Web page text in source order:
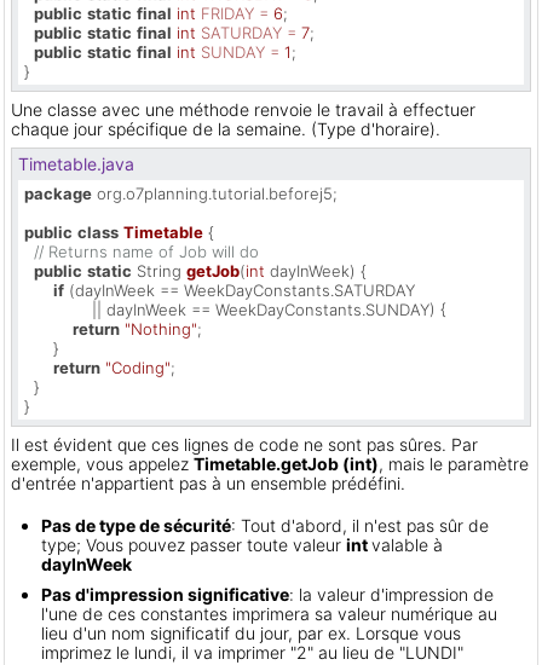
public static final int FRIDAY = 6;
public static final int SATURDAY = 7;
public static final int SUNDAY = 1;
}
Une classe avec une méthode renvoie le travail à effectuer
chaque jour spécifique de la semaine. (Type d'horaire).
Timetable.java
package org.o7planning.tutorial.beforej5;
public class Timetable {
// Returns name of Job will do
public static String getJob(int dayInWeek) {
if (dayInWeek == WeekDayConstants.SATURDAY
              || dayInWeek == WeekDayConstants.SUNDAY) {
return "Nothing";
      }
return "Coding";
  }
}
Il est évident que ces lignes de code ne sont pas sûres. Par
exemple, vous appelez Timetable.getJob (int), mais le paramètre
d'entrée n'appartient pas à un ensemble prédéfini.
Pas de type de sécurité: Tout d'abord, il n'est pas sûr de
type; Vous pouvez passer toute valeur intvalable à
dayInWeek
Pas d'impression significative: la valeur d'impression de
l'une de ces constantes imprimera sa valeur numérique au
lieu d'un nom significatif du jour, par ex. Lorsque vous
imprimez le lundi, il va imprimer "2" au lieu de "LUNDI"